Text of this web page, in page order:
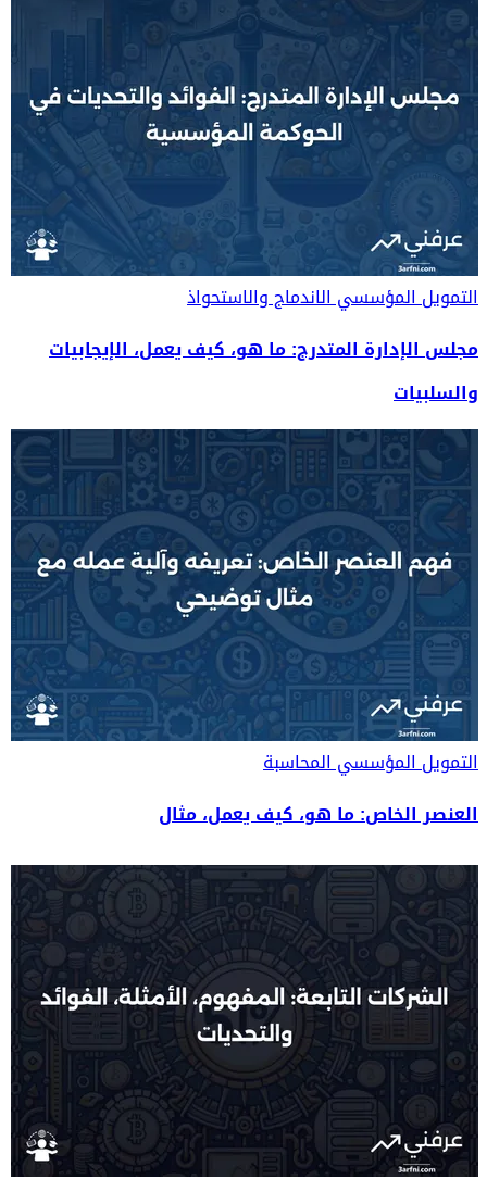
التمويل المؤسسيالاندماج والاستحواذ
مجلس الإدارة المتدرج: ما هو، كيف يعمل، الإيجابيات
والسلبيات
التمويل المؤسسيالمحاسبة
العنصر الخاص: ما هو، كيف يعمل، مثال